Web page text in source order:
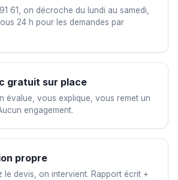
61, on décroche du lundi au samedi,
24 h pour les demandes par
gratuit sur place
évalue, vous explique, vous remet un
engagement.
propre
le devis, on intervient. Rapport écrit +